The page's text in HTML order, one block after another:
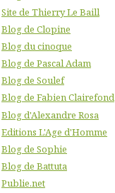
Site de Thierry Le Baill
Blog de Clopine
Blog du cinoque
Blog de Pascal Adam
Blog de Soulef
Blog de Fabien Clairefond
Blog d'Alexandre Rosa
Editions L'Age d'Homme
Blog de Sophie
Blog de Battuta
Publie.net